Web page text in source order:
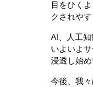
目をひく
クされや
AI、人工知
いよいよ
浸透し始め
今後、我